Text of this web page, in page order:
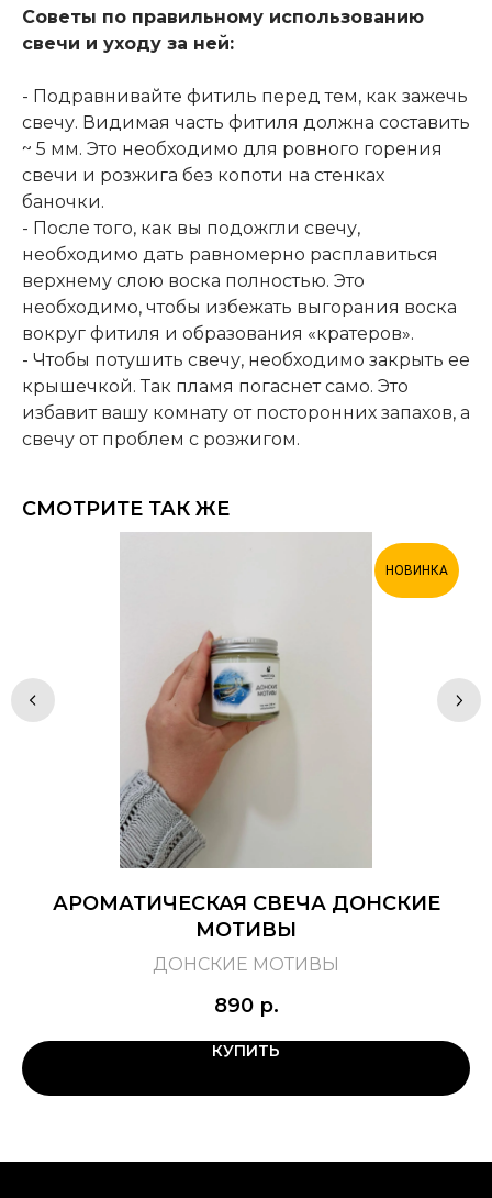
Советы по правильному использованию
свечи и уходу за ней:
- Подравнивайте фитиль перед тем, как зажечь
свечу. Видимая часть фитиля должна составить
~ 5 мм. Это необходимо для ровного горения
свечи и розжига без копоти на стенках
баночки.
- После того, как вы подожгли свечу,
необходимо дать равномерно расплавиться
верхнему слою воска полностью. Это
необходимо, чтобы избежать выгорания воска
вокруг фитиля и образования «кратеров».
- Чтобы потушить свечу, необходимо закрыть ее
крышечкой. Так пламя погаснет само. Это
избавит вашу комнату от посторонних запахов, а
свечу от проблем с розжигом.
СМОТРИТЕ ТАК ЖЕ
НОВИНКА
АРОМАТИЧЕСКАЯ СВЕЧА ДОНСКИЕ
МОТИВЫ
ДОНСКИЕ МОТИВЫ
890 р.
КУПИТЬ